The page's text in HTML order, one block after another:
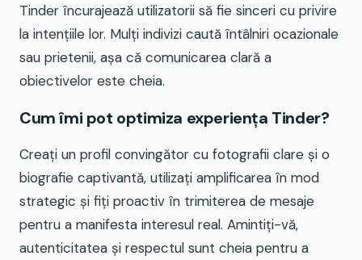
Tinder încurajează utilizatorii să fie sinceri cu privire
la intențiile lor. Mulți indivizi caută întâlniri ocazionale
sau prietenii, așa că comunicarea clară a
obiectivelor este cheia.
Cum îmi pot optimiza experiența Tinder?
Creați un profil convingător cu fotografii clare și o
biografie captivantă, utilizați amplificarea în mod
strategic și fiți proactiv în trimiterea de mesaje
pentru a manifesta interesul real. Amintiți-vă,
autenticitatea și respectul sunt cheia pentru a